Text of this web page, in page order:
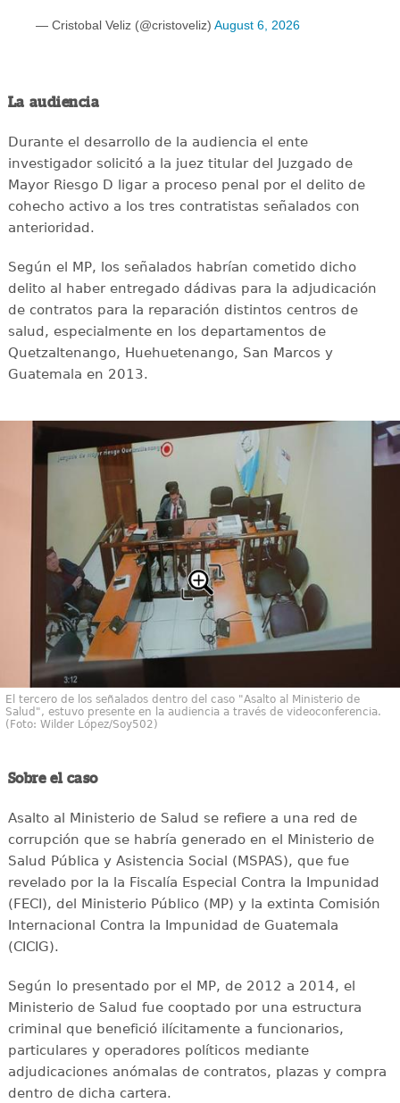
— Cristobal Veliz (@cristoveliz) August 6, 2026
La audiencia
Durante el desarrollo de la audiencia el ente
investigador solicitó a la juez titular del Juzgado de
Mayor Riesgo D ligar a proceso penal por el delito de
cohecho activo a los tres contratistas señalados con
anterioridad.
Según el MP, los señalados habrían cometido dicho
delito al haber entregado dádivas para la adjudicación
de contratos para la reparación distintos centros de
salud, especialmente en los departamentos de
Quetzaltenango, Huehuetenango, San Marcos y
Guatemala en 2013.
El tercero de los señalados dentro del caso "Asalto al Ministerio de
Salud", estuvo presente en la audiencia a través de videoconferencia.
(Foto: Wilder López/Soy502)
Sobre el caso
Asalto al Ministerio de Salud se refiere a una red de
corrupción que se habría generado en el Ministerio de
Salud Pública y Asistencia Social (MSPAS), que fue
revelado por la la Fiscalía Especial Contra la Impunidad
(FECI), del Ministerio Público (MP) y la extinta Comisión
Internacional Contra la Impunidad de Guatemala
(CICIG).
Según lo presentado por el MP, de 2012 a 2014, el
Ministerio de Salud fue cooptado por una estructura
criminal que benefició ilícitamente a funcionarios,
particulares y operadores políticos mediante
adjudicaciones anómalas de contratos, plazas y compra
dentro de dicha cartera.